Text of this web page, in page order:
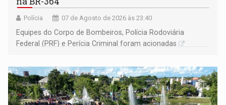
Polícia 07 de Agosto de 2026 às 23:40
Equipes do Corpo de Bombeiros, Polícia Rodoviária
Federal (PRF) e Perícia Criminal foram acionadas